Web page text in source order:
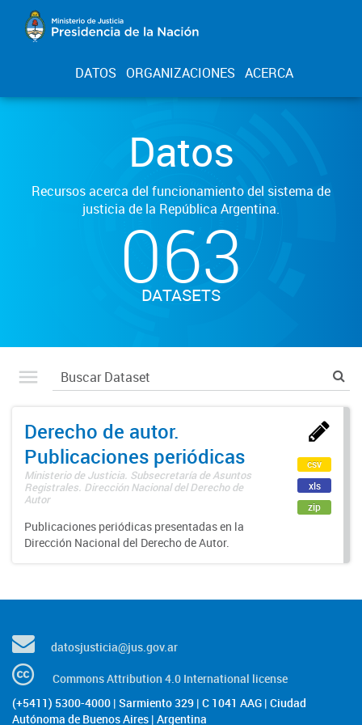
DATOS ORGANIZACIONES ACERCA
Datos
Recursos acerca del funcionamiento del sistema de
justicia de la República Argentina.
063
DATASETS
Derecho de autor.
Publicaciones periódicas
Ministerio de Justicia. Subsecretaría de Asuntos
Registrales. Dirección Nacional del Derecho de
Autor
Publicaciones periódicas presentadas en la
Dirección Nacional del Derecho de Autor.
csv
xls
zip
datosjusticia@jus.gov.ar
Commons Attribution 4.0 International license
(+5411) 5300-4000 | Sarmiento 329 | C 1041 AAG | Ciudad
Autónoma de Buenos Aires | Argentina